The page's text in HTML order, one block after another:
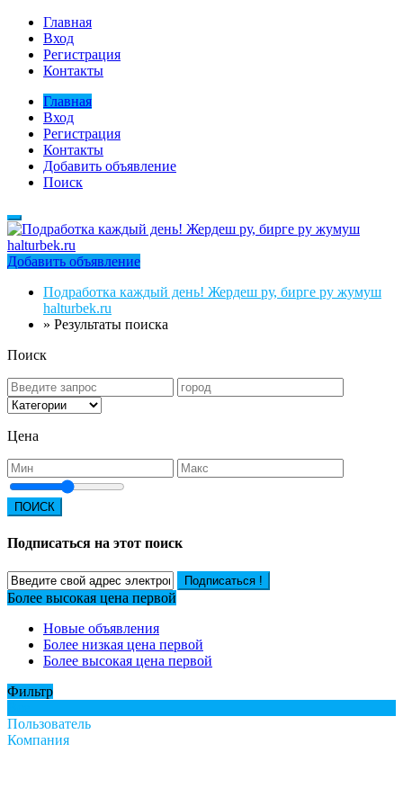
Главная
Вход
Регистрация
Контакты
Главная
Вход
Регистрация
Контакты
Добавить объявление
Поиск
Добавить объявление
Подработка каждый день! Жердеш ру, бирге ру жумуш
halturbek.ru
» Результаты поиска
Поиск
Цена
ПОИСК
Подписаться на этот поиск
Подписаться !
Более высокая цена первой
Новые объявления
Более низкая цена первой
Более высокая цена первой
Фильтр
Пользователь
Компания